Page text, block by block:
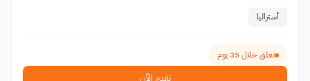
أستراليا
تغلق خلال 35 يوم
تقدم الآن